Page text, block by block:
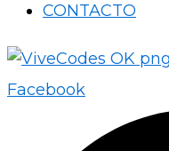
CONTACTO
Facebook